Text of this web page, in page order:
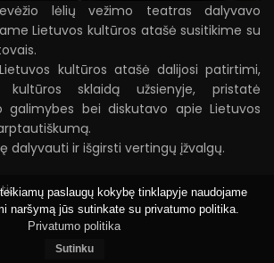
paslaugų kokybę tinklapyje naudojame
naršymą jūs sutinkate su privatumo politika.
Privatumo politika
Sutinku
lėlių vežimo teatras dalyvavo
Lietuvos kultūros atašė susitikime su
kultūros atašė dalijosi patirtimi,
kultūros sklaidą užsienyje, pristatė
galimybes bei diskutavo apie Lietuvos
dalyvauti ir išgirsti vertingų įžvalgų.